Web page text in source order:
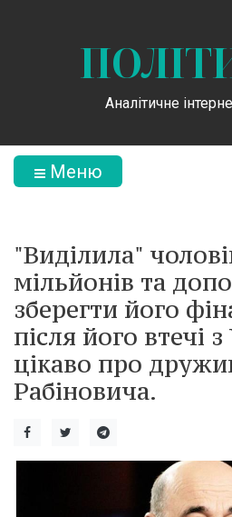
Аналітичне
Меню
"Виділила"
мільйонів та
зберегти його
після його втечі
цікаво про
Рабіновича.